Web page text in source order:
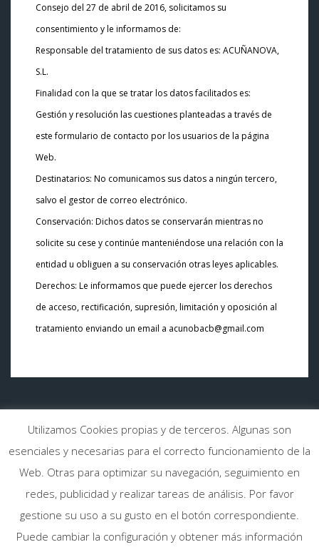
Consejo del 27 de abril de 2016, solicitamos su
consentimiento y le informamos de:
Responsable del tratamiento de sus datos es: ACUÑANOVA,
S.L.
Finalidad con la que se tratar los datos facilitados es:
Gestión y resolución las cuestiones planteadas a través de
este formulario de contacto por los usuarios de la página
Web.
Destinatarios: No comunicamos sus datos a ningún tercero,
salvo el gestor de correo electrónico.
Conservación: Dichos datos se conservarán mientras no
solicite su cese y continúe manteniéndose una relación con la
entidad u obliguen a su conservación otras leyes aplicables.
Derechos: Le informamos que puede ejercer los derechos
de acceso, rectificación, supresión, limitación y oposición al
tratamiento enviando un email a acunobacb@gmail.com
Copyright © 2018 - Todos los Derechos Reservados IAviso Legal
Política de CookiesITérminos y Condiciones
Utilizamos Cookies propias y de terceros. Algunas son
esenciales y necesarias para el correcto funcionamiento de la
Web. Otras para optimizar su navegación, seguimiento en
redes, publicidad y realizar tareas de análisis. Por favor
gestione su uso a su gusto en el botón correspondiente.
Puede cambiar la configuración y obtener más información